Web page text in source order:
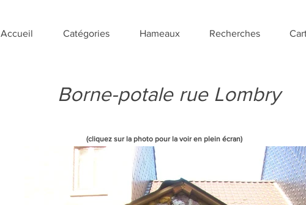
Accueil Catégories Hameaux Recherches
Borne-potale rue Lombry
(cliquez sur la photo pour la voir en plein écran)